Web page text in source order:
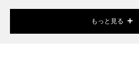
もっと見る